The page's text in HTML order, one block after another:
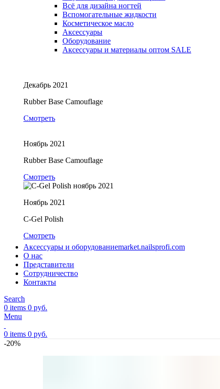
Всё для дизайна ногтей
Вспомогательные жидкости
Косметическое масло
Аксессуары
Оборудование
Аксессуары и материалы оптом SALE
Декабрь 2021
Rubber Base Camouflage
Смотреть
Ноябрь 2021
Rubber Base Camouflage
Смотреть
Ноябрь 2021
C-Gel Polish
Смотреть
Аксессуары и оборудованиеmarket.nailsprofi.com
О нас
Представители
Сотрудничество
Контакты
Search
0 items 0 руб.
Menu
0 items 0 руб.
-20%